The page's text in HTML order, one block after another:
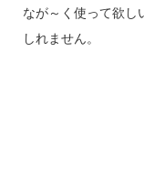
なが～く使って欲し
しれません。